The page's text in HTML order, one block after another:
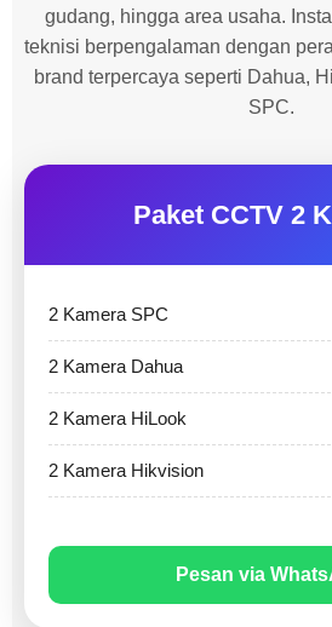
gudang, hingga area usaha.
teknisi berpengalaman dengan
brand terpercaya seperti Dahua,
SPC.
Paket CCTV 2
2 Kamera SPC
2 Kamera Dahua
2 Kamera HiLook
2 Kamera Hikvision
Pesan via